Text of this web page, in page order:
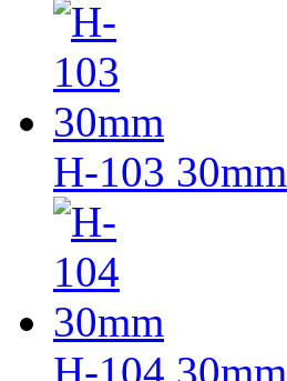
H-103 30mm
H-104 30mm